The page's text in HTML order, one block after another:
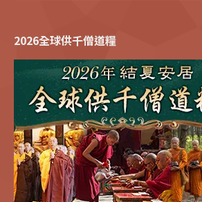
2026全球供千僧道糧